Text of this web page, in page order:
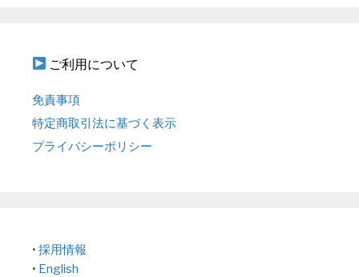
ご利用について
免責事項
特定商取引法に基づく表示
プライバシーポリシー
• 採用情報
• English